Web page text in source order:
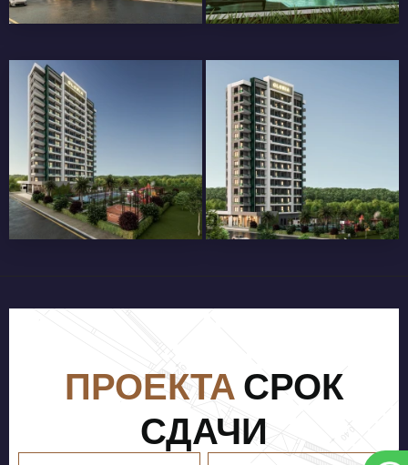
ВАННАЯ КОМНАТА
УНИТАЗ СПЕЦИАЛЬНОГО
ДИЗАЙНА
ДУШЕВАЯ КАБИНА
БАЛКОННЫЕ ПЕРИЛА ИЗ
ПОРУЧНЕЙ
ПРОЕКТА СРОК
СДАЧИ